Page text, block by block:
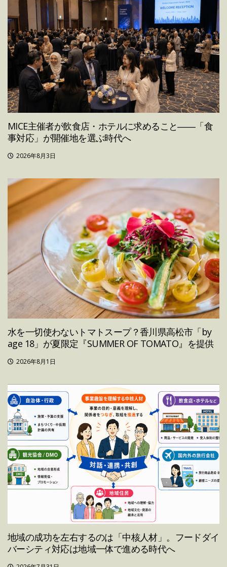
MICE主催者が飲食店・ホテルに求めること――「食
事対応」が開催地を選ぶ時代へ
2026年8月3日
水を一切使わないトマトスープ？香川県高松市「by
age 18」が夏限定『SUMMER OF TOMATO』を提供
2026年8月1日
地域の成功を左右するのは「中核人材」。フードダイ
バーシティ対応は地域一体で進める時代へ